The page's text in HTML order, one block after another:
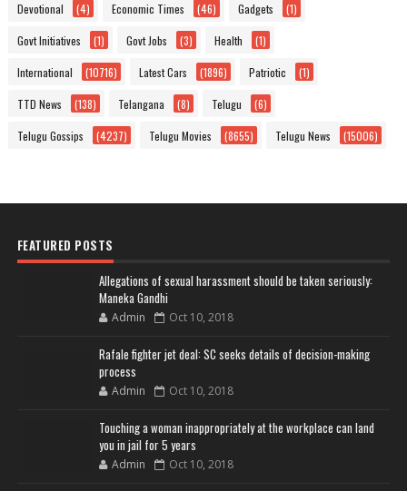
Devotional (4) Economic Times (46) Gadgets (1)
Govt Initiatives (1) Govt Jobs (3) Health (1)
International (10716) Latest Cars (1896) Patriotic (1)
TTD News (138) Telangana (8) Telugu (6)
Telugu Gossips (4237) Telugu Movies (8655) Telugu News (15006)
FEATURED POSTS
Allegations of sexual harassment should be taken seriously:
Maneka Gandhi
Admin Oct 10, 2018
Rafale fighter jet deal: SC seeks details of decision-making
process
Admin Oct 10, 2018
Touching a woman inappropriately at the workplace can land
you in jail for 5 years
Admin Oct 10, 2018